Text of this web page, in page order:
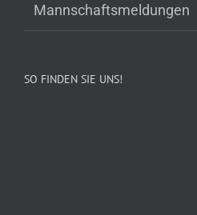
Mannschaftsmeldungen
SO FINDEN SIE UNS!